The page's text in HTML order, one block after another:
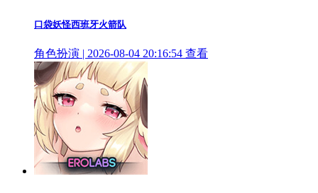
口袋妖怪西班牙火箭队
角色扮演 | 2026-08-04 20:16:54 查看